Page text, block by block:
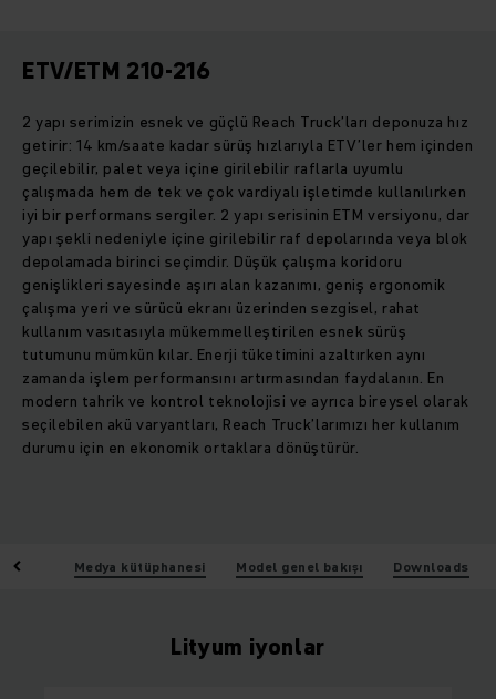
ETV/ETM 210-216
2 yapı serimizin esnek ve güçlü Reach Truck’ları deponuza hız
getirir: 14 km/saate kadar sürüş hızlarıyla ETV’ler hem içinden
geçilebilir, palet veya içine girilebilir raflarla uyumlu
çalışmada hem de tek ve çok vardiyalı işletimde kullanılırken
iyi bir performans sergiler. 2 yapı serisinin ETM versiyonu, dar
yapı şekli nedeniyle içine girilebilir raf depolarında veya blok
depolamada birinci seçimdir. Düşük çalışma koridoru
genişlikleri sayesinde aşırı alan kazanımı, geniş ergonomik
çalışma yeri ve sürücü ekranı üzerinden sezgisel, rahat
kullanım vasıtasıyla mükemmelleştirilen esnek sürüş
tutumunu mümkün kılar. Enerji tüketimini azaltırken aynı
zamanda işlem performansını artırmasından faydalanın. En
modern tahrik ve kontrol teknolojisi ve ayrıca bireysel olarak
seçilebilen akü varyantları, Reach Truck’larımızı her kullanım
durumu için en ekonomik ortaklara dönüştürür.
Medya kütüphanesi Model genel bakışı Downloads
Lityum iyonlar